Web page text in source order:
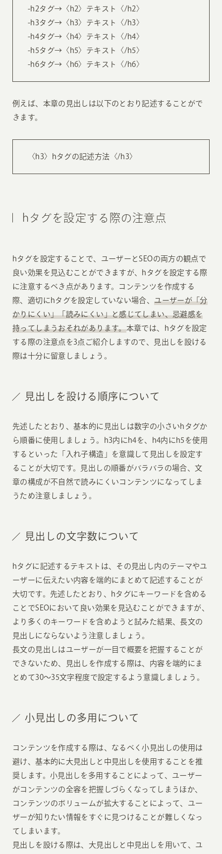
-h2タグ→〈h2〉テキスト〈/h2〉
-h3タグ→〈h3〉テキスト〈/h3〉
-h4タグ→〈h4〉テキスト〈/h4〉
-h5タグ→〈h5〉テキスト〈/h5〉
-h6タグ→〈h6〉テキスト〈/h6〉
例えば、本章の見出しは以下のとおり記述することがで
きます。
〈h3〉hタグの記述方法〈/h3〉
hタグを設定する際の注意点
hタグを設定することで、ユーザーとSEOの両方の観点で
良い効果を見込むことができますが、hタグを設定する際
に注意するべき点があります。コンテンツを作成する
際、適切にhタグを設定していない場合、ユーザーが「分
かりにくい」「読みにくい」と感じてしまい、忌避感を
持ってしまうおそれがあります。本章では、hタグを設定
する際の注意点を3点ご紹介しますので、見出しを設ける
際は十分に留意しましょう。
見出しを設ける順序について
先述したとおり、基本的に見出しは数字の小さいhタグか
ら順番に使用しましょう。h3内にh4を、h4内にh5を使用
するといった「入れ子構造」を意識して見出しを設定す
ることが大切です。見出しの順番がバラバラの場合、文
章の構成が不自然で読みにくいコンテンツになってしま
うため注意しましょう。
見出しの文字数について
hタグに記述するテキストは、その見出し内のテーマやユ
ーザーに伝えたい内容を端的にまとめて記述することが
大切です。先述したとおり、hタグにキーワードを含める
ことでSEOにおいて良い効果を見込むことができますが、
より多くのキーワードを含めようと試みた結果、長文の
見出しにならないよう注意しましょう。
長文の見出しはユーザーが一目で概要を把握することが
できないため、見出しを作成する際は、内容を端的にま
とめて30〜35文字程度で設定するよう意識しましょう。
小見出しの多用について
コンテンツを作成する際は、なるべく小見出しの使用は
避け、基本的に大見出しと中見出しを使用することを推
奨します。小見出しを多用することによって、ユーザー
がコンテンツの全容を把握しづらくなってしまうほか、
コンテンツのボリュームが拡大することによって、ユー
ザーが知りたい情報をすぐに見つけることが難しくなっ
てしまいます。
見出しを設ける際は、大見出しと中見出しを用いて、ユ